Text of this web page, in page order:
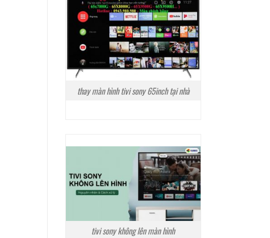
thay màn hình tivi sony 65inch tại nhà
tivi sony không lên màn hình